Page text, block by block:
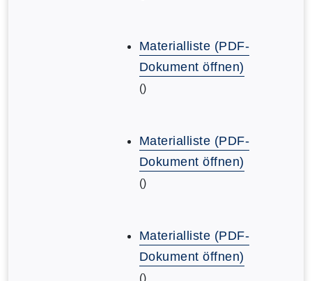
Materialliste (PDF-
Dokument öffnen)
()
Materialliste (PDF-
Dokument öffnen)
()
Materialliste (PDF-
Dokument öffnen)
()